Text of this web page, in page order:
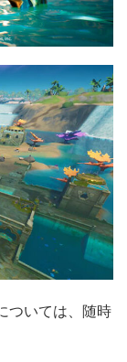
ついては、随時